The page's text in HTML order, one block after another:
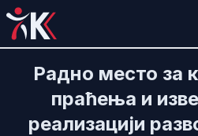
Радно место за
праћења и
реализацији